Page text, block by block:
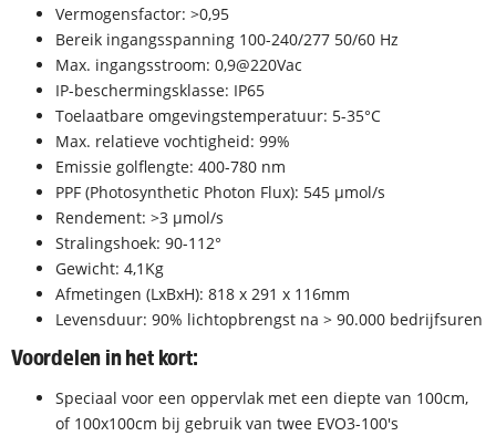
Vermogensfactor: >0,95
Bereik ingangsspanning 100-240/277 50/60 Hz
Max. ingangsstroom: 0,9@220Vac
IP-beschermingsklasse: IP65
Toelaatbare omgevingstemperatuur: 5-35°C
Max. relatieve vochtigheid: 99%
Emissie golflengte: 400-780 nm
PPF (Photosynthetic Photon Flux): 545 µmol/s
Rendement: >3 µmol/s
Stralingshoek: 90-112°
Gewicht: 4,1Kg
Afmetingen (LxBxH): 818 x 291 x 116mm
Levensduur: 90% lichtopbrengst na > 90.000 bedrijfsuren
Voordelen in het kort:
Speciaal voor een oppervlak met een diepte van 100cm,
of 100x100cm bij gebruik van twee EVO3-100's